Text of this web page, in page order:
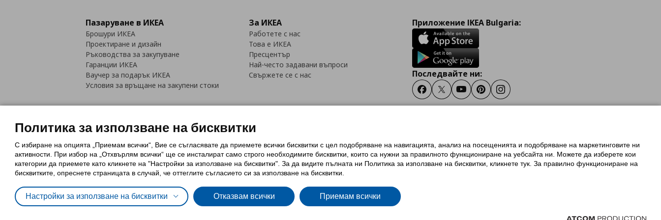
Пазаруване в ИКЕА
Брошури ИКЕА
Проектиране и дизайн
Ръководства за закупуване
Гаранции ИКЕА
Ваучер за подарък ИКЕА
Условия за връщане на закупени стоки
За ИКЕА
Работете с нас
Това е ИКЕА
Пресцентър
Най-често задавани въпроси
Свържете се с нас
Приложение IKEA Bulgaria:
Последвайте ни:
FacebookTwitterYoutubePinterestInstagram
Политика за използване на бисквитки (Cookies)Избор на настройки за използване на бисквиткиУсловия за ползване на ikea.bg
Обща политика за личните данни
Политика за защита на личните данни на ikea.bg
Общи условия на програма IKEA Family
Политика за защита на лични данни на програма IKEA Family
Политика за използване на бисквитки
С избиране на опцията „Приемам всички“, Вие се съгласявате да приемете всички бисквитки с цел подобряване на навигацията, анализ на посещенията и подобряване на маркетинговите ни
активности. При избор на „Отхвърлям всички“ ще се инсталират само строго необходимитe бисквитки, които са нужни за правилното функциониране на уебсайта ни. Можете да изберете кои
категории да приемете като кликнете на "Настройки за използване на бисквитки". За да видите пълната ни Политика за използване на бисквитки, кликнете тук. За правилно функциониране на
бисквитките, опреснете страницата в случай, че оттеглите съгласието си за използване на бисквитки.
Настройки за използване на бисквитки Отказвам всички Приемам всички